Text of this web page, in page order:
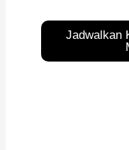
Jadwalkan